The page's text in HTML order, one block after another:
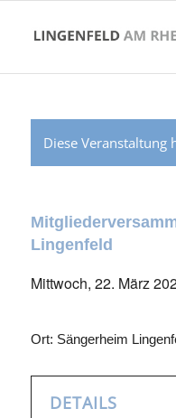
Diese Veranstaltung
Lingenfeld
Mittwoch, 22. März
Ort: Sängerheim
DETAILS